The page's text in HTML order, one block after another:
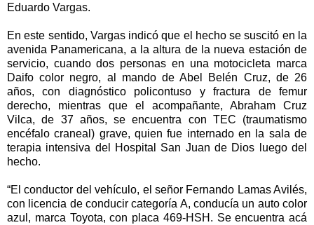
Eduardo Vargas.
En este sentido, Vargas indicó que el hecho se suscitó en la
avenida Panamericana, a la altura de la nueva estación de
servicio, cuando dos personas en una motocicleta marca
Daifo color negro, al mando de Abel Belén Cruz, de 26
años, con diagnóstico policontuso y fractura de femur
derecho, mientras que el acompañante, Abraham Cruz
Vilca, de 37 años, se encuentra con TEC (traumatismo
encéfalo craneal) grave, quien fue internado en la sala de
terapia intensiva del Hospital San Juan de Dios luego del
hecho.
“El conductor del vehículo, el señor Fernando Lamas Avilés,
con licencia de conducir categoría A, conducía un auto color
azul, marca Toyota, con placa 469-HSH. Se encuentra acá